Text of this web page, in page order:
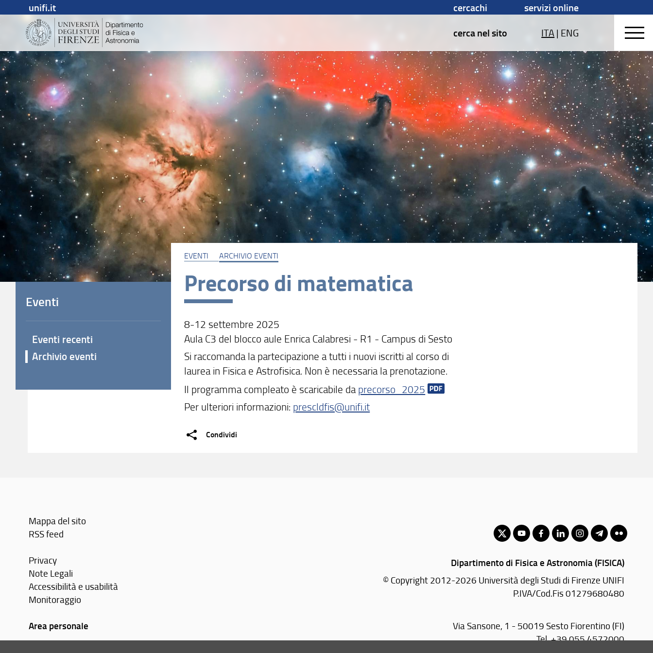
unifi.it cercachi
servizi online
cerca nel sito
ITA| ENG
EVENTI ARCHIVIO EVENTI
Precorso di matematica
8-12 settembre 2025
Aula C3 del blocco aule Enrica Calabresi - R1 - Campus di Sesto
Si raccomanda la partecipazione a tutti i nuovi iscritti al corso di
laurea in Fisica e Astrofisica. Non è necessaria la prenotazione.
Il programma compleato è scaricabile da precorso_2025
Per ulteriori informazioni: prescldfis@unifi.it
Condividi
Eventi
Eventi recenti
Archivio eventi
Mappa del sito
RSS feed
Privacy
Note Legali
Accessibilità e usabilità
Monitoraggio
Area personale
Dipartimento di Fisica e Astronomia (FISICA)
© Copyright 2012-2026 Università degli Studi di Firenze UNIFI
P.IVA/Cod.Fis 01279680480
Via Sansone, 1 - 50019 Sesto Fiorentino (FI)
Tel.+39 055 4572000